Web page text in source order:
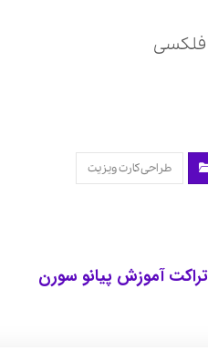
فلکسی
طراحی کارت ویزیت
آموزش پیانو سورن